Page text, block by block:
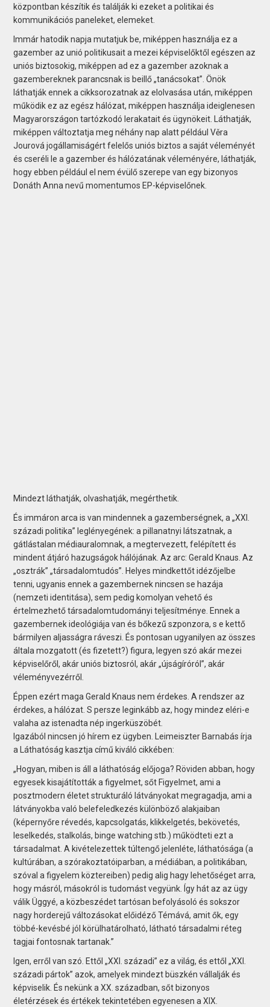
központban készítik és találják ki ezeket a politikai és
kommunikációs paneleket, elemeket.
Immár hatodik napja mutatjuk be, miképpen használja ez a
gazember az unió politikusait a mezei képviselőktől egészen az
uniós biztosokig, miképpen ad ez a gazember azoknak a
gazembereknek parancsnak is beillő „tanácsokat”. Önök
láthatják ennek a cikksorozatnak az elolvasása után, miképpen
működik ez az egész hálózat, miképpen használja ideiglenesen
Magyarországon tartózkodó lerakatait és ügynökeit. Láthatják,
miképpen változtatja meg néhány nap alatt például Věra
Jourová jogállamiságért felelős uniós biztos a saját véleményét
és cseréli le a gazember és hálózatának véleményére, láthatják,
hogy ebben például el nem évülő szerepe van egy bizonyos
Donáth Anna nevű momentumos EP-képviselőnek.
Mindezt láthatják, olvashatják, megérthetik.
És immáron arca is van mindennek a gazemberségnek, a „XXI.
századi politika” leglényegének: a pillanatnyi látszatnak, a
gátlástalan médiauralomnak, a megtervezett, felépített és
mindent átjáró hazugságok hálójának. Az arc: Gerald Knaus. Az
„osztrák” „társadalomtudós”. Helyes mindkettőt idézőjelbe
tenni, ugyanis ennek a gazembernek nincsen se hazája
(nemzeti identitása), sem pedig komolyan vehető és
értelmezhető társadalomtudományi teljesítménye. Ennek a
gazembernek ideológiája van és bőkezű szponzora, s e kettő
bármilyen aljasságra ráveszi. És pontosan ugyanilyen az összes
általa mozgatott (és fizetett?) figura, legyen szó akár mezei
képviselőről, akár uniós biztosról, akár „újságíróról”, akár
véleményvezérről.
Éppen ezért maga Gerald Knaus nem érdekes. A rendszer az
érdekes, a hálózat. S persze leginkább az, hogy mindez eléri-e
valaha az istenadta nép ingerküszöbét.
Igazából nincsen jó hírem ez ügyben. Leimeiszter Barnabás írja
a Láthatóság kasztja című kiváló cikkében:
„Hogyan, miben is áll a láthatóság előjoga? Röviden abban, hogy
egyesek kisajátították a figyelmet, sőt Figyelmet, ami a
posztmodern életet strukturáló látványokat megragadja, ami a
látványokba való belefeledkezés különböző alakjaiban
(képernyőre révedés, kapcsolgatás, klikkelgetés, bekövetés,
leselkedés, stalkolás, binge watching stb.) működteti ezt a
társadalmat. A kivételezettek túltengő jelenléte, láthatósága (a
kultúrában, a szórakoztatóiparban, a médiában, a politikában,
szóval a figyelem közterei­ben) pedig alig hagy lehetőséget arra,
hogy másról, másokról is tudomást vegyünk. Így hát az az ügy
válik Üggyé, a közbeszédet tartósan befolyásoló és sokszor
nagy horderejű változásokat előidéző Témává, amit ők, egy
többé-kevésbé jól körülhatárolható, látható társadalmi réteg
tagjai fontosnak tartanak.”
Igen, erről van szó. Ettől „XXI. századi” ez a világ, és ettől „XXI.
századi pártok” azok, amelyek mindezt büszkén vállalják és
képviselik. És nekünk a XX. században, sőt bizonyos
életérzések és értékek tekintetében egyenesen a XIX.